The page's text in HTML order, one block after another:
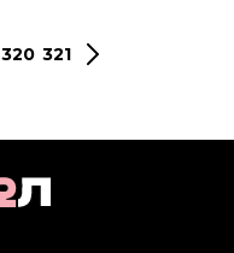
320 321